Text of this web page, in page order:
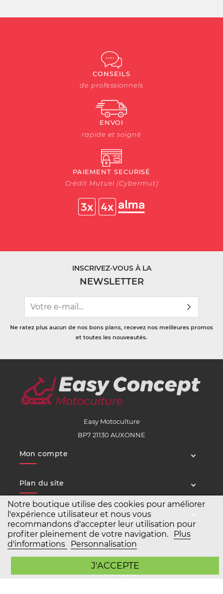
Notre boutique utilise des cookies pour améliorer
l'expérience utilisateur et nous vous
recommandons d'accepter leur utilisation pour
profiter pleinement de votre navigation.
Plus
d'informations
Personnalisation
J'ACCEPTE
CONSEILS
de professionnels
ENVOI
rapide et soigné
PAIEMENT SECURISÉ
Crédit Mutuel (Cybermut)
INSCRIVEZ-VOUS À LA
NEWSLETTER
Ne ratez plus aucun de nos bons plans, recevez nos meilleures promos
et toutes les nouveautés.
Easy Motoculture
BP7 21130 AUXONNE
Mon compte
Plan du site
Service client
Mentions légales